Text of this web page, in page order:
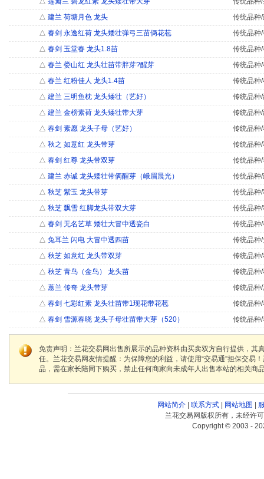
△ 建兰 荷塘月色 龙头
传统品种
△ 春剑 永逸红荷 龙头矮壮弹弓三苗俩花苞
传统品种
△ 春剑 玉堂春 龙头1.8苗
传统品种
△ 春兰 娄山红 龙头壮苗带胖芽?醒芽
传统品种
△ 春兰 红粉佳人 龙头1.4苗
传统品种
△ 建兰 三明鱼枕 龙头矮壮（艺好）
传统品种
△ 建兰 金榜素荷 龙头矮壮带大芽
传统品种
△ 春剑 素愿 龙头子母（艺好）
传统品种
△ 秋之 如意红 龙头带芽
传统品种
△ 春剑 红尊 龙头带双芽
传统品种
△ 建兰 赤诚 龙头矮壮带俩醒芽（峨眉晨光）
传统品种
△ 秋芝 紫玉 龙头带芽
传统品种
△ 秋芝 飘雪 红脚龙头带双大芽
传统品种
△ 春剑 无名艺草 矮壮大冒中透瓷白
传统品种
△ 兔耳兰 闪电 大冒中透四苗
传统品种
△ 秋芝 如意红 龙头带双芽
传统品种
△ 秋芝 青鸟（金鸟） 龙头苗
传统品种
△ 蕙兰 传奇 龙头带芽
传统品种
△ 春剑 七彩红素 龙头壮苗带1现花带花苞
传统品种
△ 春剑 雪源春晓 龙头子母壮苗带大芽（520） 传统品种
免责声明：兰花交易网出售所展示的品种资料由买卖双方自行提供，
任。兰花交易网友情提醒：为保障您的利益，请使用“交易通”担保交
品，需在家长陪同下购买，禁止任何商家向未成年人出售本站的相关商
网站简介| 联系方式| 网站地图
兰花交易网版权所有，未经许
Copyright © 2003 -